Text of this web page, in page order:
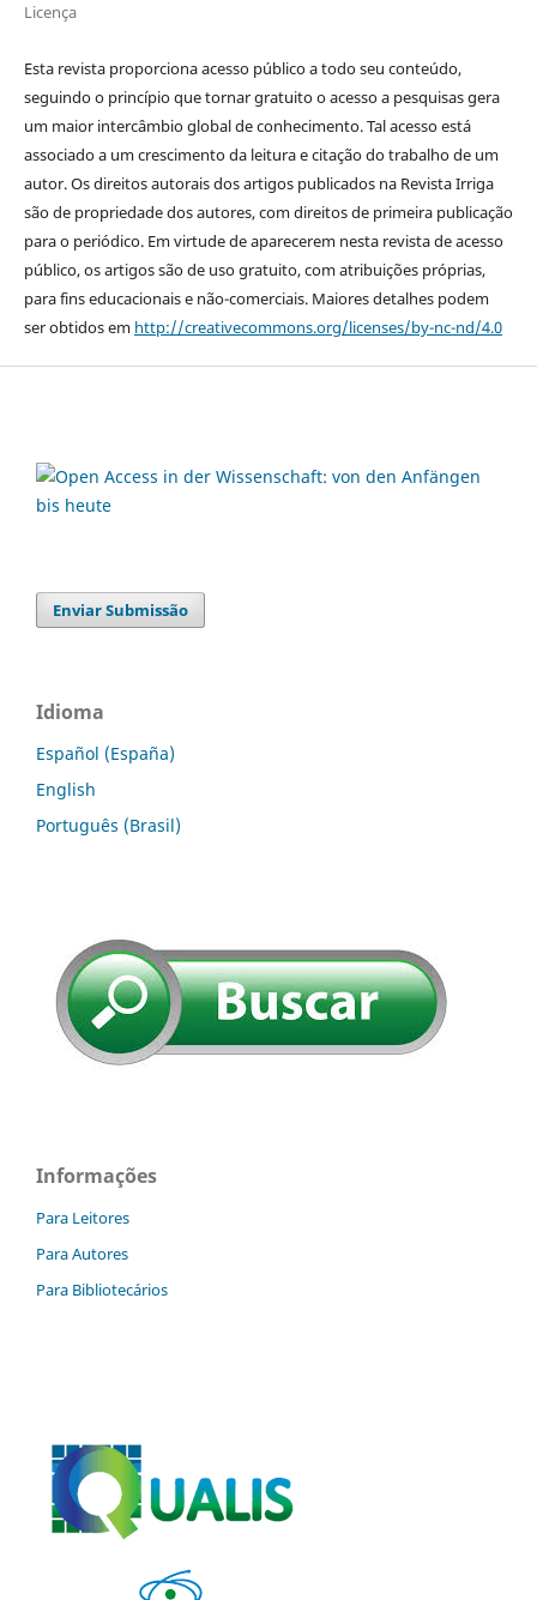
Licença
Esta revista proporciona acesso público a todo seu conteúdo,
seguindo o princípio que tornar gratuito o acesso a pesquisas gera
um maior intercâmbio global de conhecimento. Tal acesso está
associado a um crescimento da leitura e citação do trabalho de um
autor. Os direitos autorais dos artigos publicados na Revista Irriga
são de propriedade dos autores, com direitos de primeira publicação
para o periódico. Em virtude de aparecerem nesta revista de acesso
público, os artigos são de uso gratuito, com atribuições próprias,
para fins educacionais e não-comerciais. Maiores detalhes podem
ser obtidos em http://creativecommons.org/licenses/by-nc-nd/4.0
Enviar Submissão
Idioma
Español (España)
English
Português (Brasil)
Informações
Para Leitores
Para Autores
Para Bibliotecários